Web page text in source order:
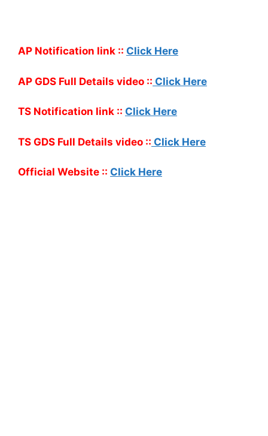
AP Notification link :: Click Here
AP GDS Full Details video :: Click Here
TS Notification link :: Click Here
TS GDS Full Details video :: Click Here
Official Website :: Click Here